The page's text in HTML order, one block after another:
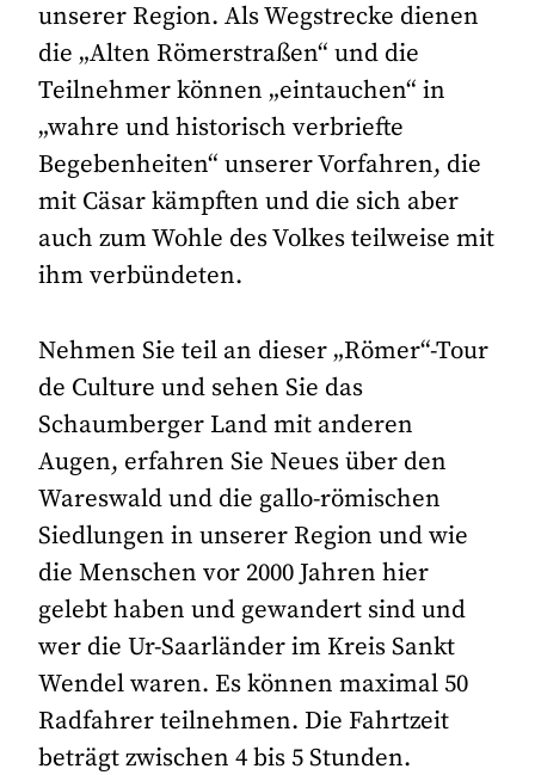
unserer Region. Als Wegstrecke dienen
die „Alten Römerstraßen“ und die
Teilnehmer können „eintauchen“ in
„wahre und historisch verbriefte
Begebenheiten“ unserer Vorfahren, die
mit Cäsar kämpften und die sich aber
auch zum Wohle des Volkes teilweise mit
ihm verbündeten.
Nehmen Sie teil an dieser „Römer“-Tour
de Culture und sehen Sie das
Schaumberger Land mit anderen
Augen, erfahren Sie Neues über den
Wareswald und die gallo-römischen
Siedlungen in unserer Region und wie
die Menschen vor 2000 Jahren hier
gelebt haben und gewandert sind und
wer die Ur-Saarländer im Kreis Sankt
Wendel waren. Es können maximal 50
Radfahrer teilnehmen. Die Fahrtzeit
beträgt zwischen 4 bis 5 Stunden.